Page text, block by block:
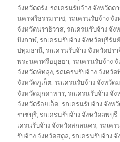
จังหวัดตรัง,รถเครนรับจ้าง จังหวัดต
นครศรีธรรมราช,รถเครนรับจ้าง จั
จังหวัดนราธิวาส,รถเครนรับจ้าง จัง
บึงกาฬ,รถเครนรับจ้าง จังหวัดบุรีรัมย์
ปทุมธานี,รถเครนรับจ้าง จังหวัดปร
พระนครศรีอยุธยา,รถเครนรับจ้าง
จังหวัดพัทลุง,รถเครนรับจ้าง จังหวั
จังหวัดภูเก็ต,รถเครนรับจ้าง จังหวัด
จังหวัดมุกดาหาร,รถเครนรับจ้าง จั
จังหวัดร้อยเอ็ด,รถเครนรับจ้าง จังห
ราชบุรี,รถเครนรับจ้าง จังหวัดลพบุรี
เครนรับจ้าง จังหวัดสกลนคร,รถเคร
รับจ้าง จังหวัดสตูล,รถเครนรับจ้าง